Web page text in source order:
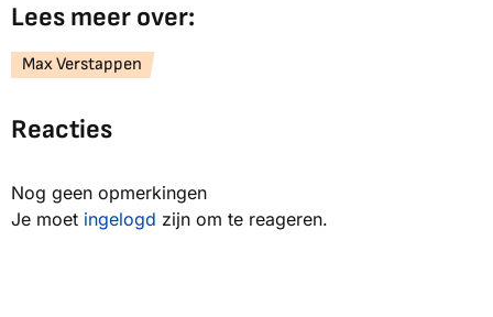
Lees meer over:
Max Verstappen
Reacties
Nog geen opmerkingen
Je moet ingelogd zijn om te reageren.